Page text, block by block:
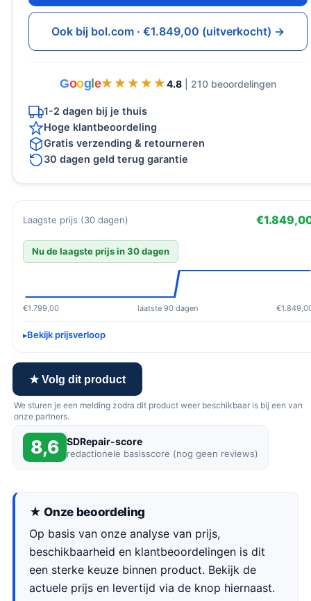
Ook bij bol.com · €1.849,00 (uitverkocht) →
Goog e★★★★★
★★★★★ 4.8 | 210 beoordelingen
1-2 dagen bij je thuis
Hoge klantbeoordeling
Gratis verzending & retourneren
30 dagen geld terug garantie
Laagste prijs (30 dagen)
Nu de laagste prijs in 30 dagen
€1.799,00 laatste 90 dagen
Bekijk prijsverloop
★ Volg dit product
We sturen je een melding zodra dit product weer beschikbaar is bij een van
onze partners.
8,6 SDRepair-score
redactionele basisscore (nog geen reviews)
★ Onze beoordeling
Op basis van onze analyse van prijs,
beschikbaarheid en klantbeoordelingen is dit
een sterke keuze binnen product. Bekijk de
actuele prijs en levertijd via de knop hiernaast.